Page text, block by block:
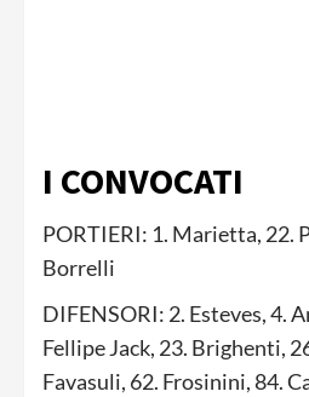
I CONVOCATI
PORTIERI: 1. Marietta, 22.
Borrelli
DIFENSORI: 2. Esteves, 4.
Fellipe Jack, 23. Brighenti,
Favasuli, 62. Frosinini, 84.